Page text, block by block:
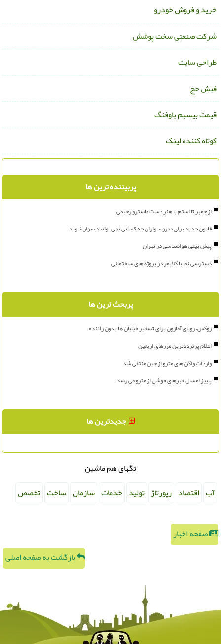
و فروش خودرو
صنعتی سخت پوشش
سایت
حج
بیسیم باوفنگ
کننده لینک
پربیننده ترین ها
از چمبر تا استم با هنر دست ماسترو رحیمی
قانون جدید برای مترو سواران چه کسانی نمی توانند سوار شوند
پیش بینی هواشناسی در تهران
دسترسی نما با کلایمر در پروژه های ساختمانی
پربحث ترین ها
زوکس، رویای آمازون برای تسخیر خیابان ها بدون راننده
اعلام پرترددترین مرزهای اربعین
واردات واگن های مترو از چین منتفی شد
پاییز امسال خبرهای خوشی از مترو می رسد
جدیدترین ها
تگهای هم ماشین
آب
اقتصاد رپورتاژ تولید خدمات سازمان ساخت تخصص
صفحه اخبار
بازگشت به صفحه اصلی